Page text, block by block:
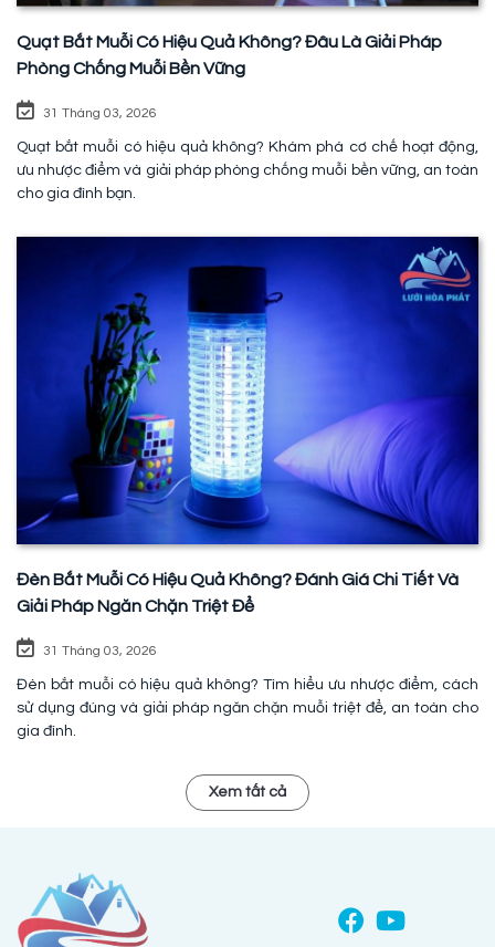
Quạt Bắt Muỗi Có Hiệu Quả Không? Đâu Là Giải Pháp
Phòng Chống Muỗi Bền Vững
31 Tháng 03, 2026
Quạt bắt muỗi có hiệu quả không? Khám phá cơ chế hoạt động,
ưu nhược điểm và giải pháp phòng chống muỗi bền vững, an toàn
cho gia đình bạn.
Đèn Bắt Muỗi Có Hiệu Quả Không? Đánh Giá Chi Tiết Và
Giải Pháp Ngăn Chặn Triệt Để
31 Tháng 03, 2026
Đèn bắt muỗi có hiệu quả không? Tìm hiểu ưu nhược điểm, cách
sử dụng đúng và giải pháp ngăn chặn muỗi triệt để, an toàn cho
gia đình.
Xem tất cả